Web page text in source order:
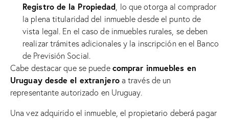
Registro de la Propiedad , lo que otorga al comprador
la plena titularidad del inmueble desde el punto de
vista legal. En el caso de inmuebles rurales, se deben
realizar trámites adicionales y la inscripción en el Banco
de Previsión Social.
Cabe destacar que se puede comprar inmuebles en
Uruguay desde el extranjeroa través de un
representante autorizado en Uruguay.
Una vez adquirido el inmueble, el propietario deberá pagar